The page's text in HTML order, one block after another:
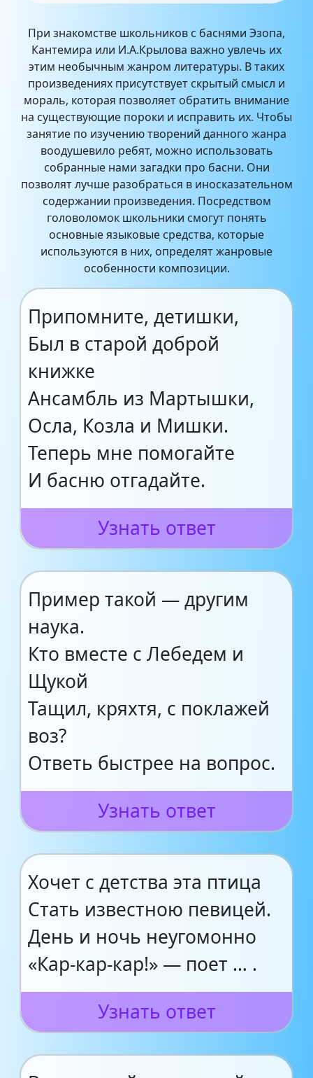
При знакомстве школьников с баснями Эзопа,
Кантемира или И.А.Крылова важно увлечь их
этим необычным жанром литературы. В таких
произведениях присутствует скрытый смысл и
мораль, которая позволяет обратить внимание
на существующие пороки и исправить их. Чтобы
занятие по изучению творений данного жанра
воодушевило ребят, можно использовать
собранные нами загадки про басни. Они
позволят лучше разобраться в иносказательном
содержании произведения. Посредством
головоломок школьники смогут понять
основные языковые средства, которые
используются в них, определят жанровые
особенности композиции.
Припомните, детишки,
Был в старой доброй
книжке
Ансамбль из Мартышки,
Осла, Козла и Мишки.
Теперь мне помогайте
И басню отгадайте.
Узнать ответ
Пример такой — другим
наука.
Кто вместе с Лебедем и
Щукой
Тащил, кряхтя, с поклажей
воз?
Ответь быстрее на вопрос.
Узнать ответ
Хочет с детства эта птица
Стать известною певицей.
День и ночь неугомонно
«Кар-кар-кар!» — поет … .
Узнать ответ